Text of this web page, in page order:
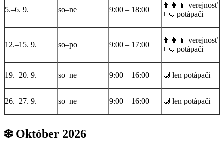
5.–6. 9. so–ne 9:00 – 18:00
👨‍👩‍👧 verejnosť
+ 🤿potápači
12.–15. 9. so–po 9:00 – 17:00
👨‍👩‍👧 verejnosť
+ 🤿potápači
19.–20. 9. so–ne 9:00 – 16:00 🤿 len potápači
26.–27. 9. so–ne 9:00 – 16:00 🤿 len potápači
❄️ Október 2026